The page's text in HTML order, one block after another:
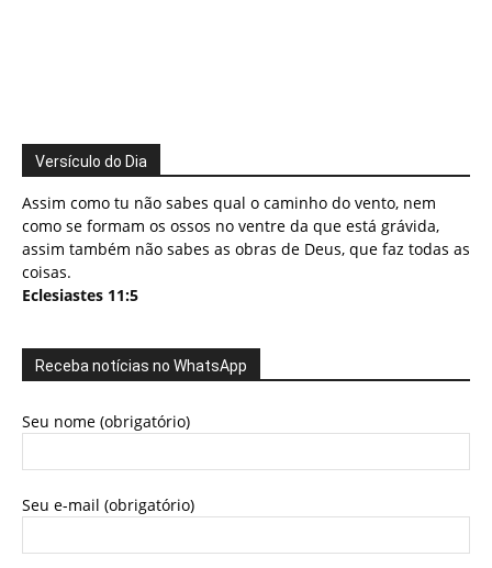
Versículo do Dia
Assim como tu não sabes qual o caminho do vento, nem
como se formam os ossos no ventre da que está grávida,
assim também não sabes as obras de Deus, que faz todas as
coisas.
Eclesiastes 11:5
Receba notícias no WhatsApp
Seu nome (obrigatório)
Seu e-mail (obrigatório)